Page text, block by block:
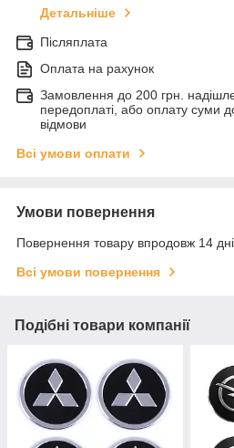
Детальніше
Післяплата
Оплата на рахунок
Замовлення до 200 грн.
передоплаті, або оплату суми
відмови
Всі умови оплати
Умови повернення
Повернення товару впродовж 14
Всі умови повернення
Подібні товари компанії